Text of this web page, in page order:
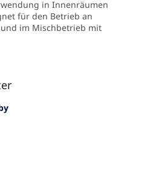
in Innenräumen
für den Betrieb an
im Mischbetrieb mit